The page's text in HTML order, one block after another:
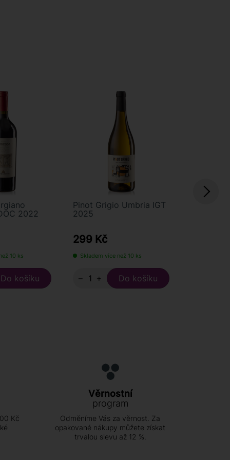
2022
10 ks
Pinot Grigio Umbria IGT
2025
299 Kč
Skladem více než 10 ks
− +
Kč
Věrnostní
program
Odměníme Vás za věrnost. Za
opakované nákupy můžete získat
trvalou slevu až 12 %.